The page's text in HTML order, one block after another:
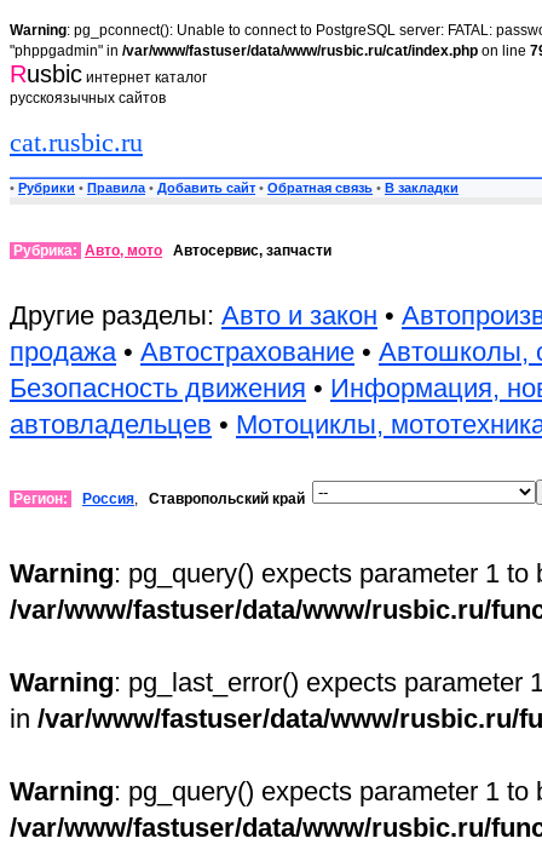
Warning: pg_pconnect(): Unable to connect to PostgreSQL server: FATAL:
"phppgadmin" in /var/www/fastuser/data/www/rusbic.ru/cat/index.php on line
Rusbic интернет каталог
русскоязычных сайтов
cat.rusbic.ru
• Рубрики • Правила • Добавить сайт • Обратная связь • В закладки
Рубрика: Авто, мото Автосервис, запчасти
Другие разделы: Авто и закон •
продажа• Автострахование • Автошколы,
Безопасность движения • Информация,
автовладельцев • Мотоциклы,
Регион: Россия, Ставропольский край
Warning: pg_query() expects parameter 1
/var/www/fastuser/data/www/rusbic.ru/
Warning: pg_last_error() expects parameter
in /var/www/fastuser/data/www/rusbic.ru/
Warning: pg_query() expects parameter 1
/var/www/fastuser/data/www/rusbic.ru/